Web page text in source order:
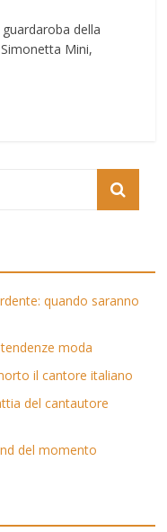
guardaroba della
Mini,
quando saranno
moda
il cantore italiano
del cantautore
del momento